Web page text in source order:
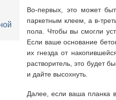
Во-первых, это может
паркетным клеем, а в-
пола. Чтобы вы смогли
Если ваше основание
их гнезда от
растворитель, это будет
и дайте высохнуть.
Далее, если ваша планка